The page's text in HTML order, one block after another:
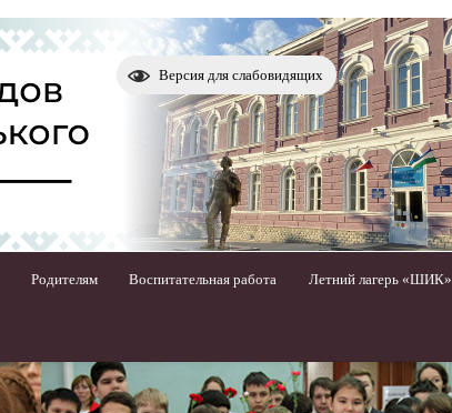
Версия для слабовидящих
Родителям Воспитательная работа Летний лагерь «ШИК»